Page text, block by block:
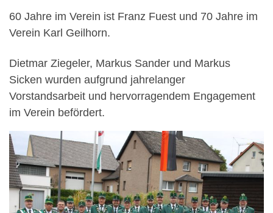
60 Jahre im Verein ist Franz Fuest und 70 Jahre im
Verein Karl Geilhorn.
Dietmar Ziegeler, Markus Sander und Markus
Sicken wurden aufgrund jahrelanger
Vorstandsarbeit und hervorragendem Engagement
im Verein befördert.